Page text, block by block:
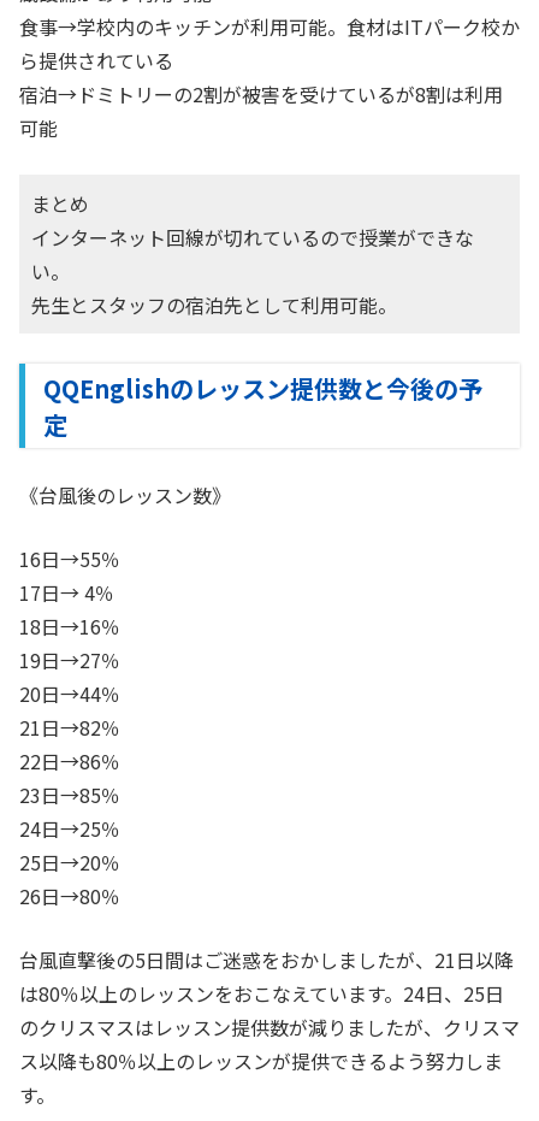
食事→学校内のキッチンが利用可能。食材はITパーク校か
ら提供されている
宿泊→ドミトリーの2割が被害を受けているが8割は利用
可能
まとめ
インターネット回線が切れているので授業ができな
い。
先生とスタッフの宿泊先として利用可能。
QQEnglishのレッスン提供数と今後の予
定
《台風後のレッスン数》
16日→55％
17日→ 4％
18日→16％
19日→27％
20日→44％
21日→82％
22日→86％
23日→85％
24日→25％
25日→20％
26日→80％
台風直撃後の5日間はご迷惑をおかしましたが、21日以降
は80％以上のレッスンをおこなえています。24日、25日
のクリスマスはレッスン提供数が減りましたが、クリスマ
ス以降も80％以上のレッスンが提供できるよう努力しま
す。